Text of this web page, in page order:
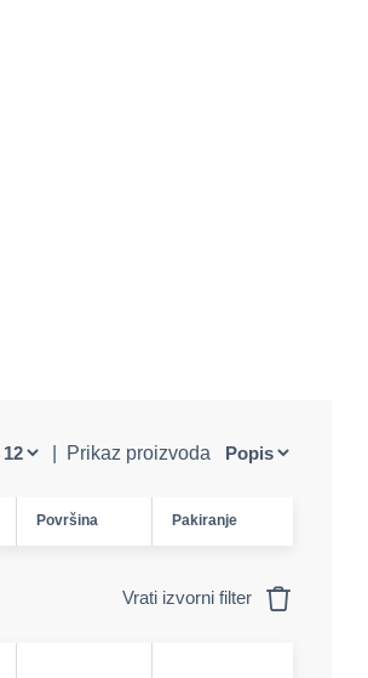
Prikaz proizvoda
Površina Pakiranje
Vrati izvorni filter